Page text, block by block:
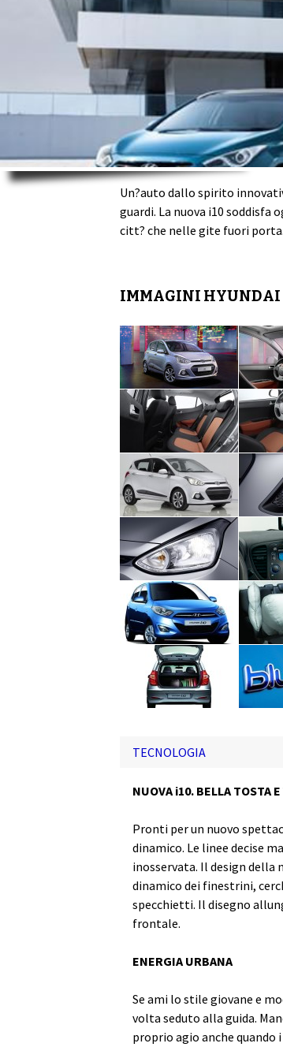
LA CITT? VIVE NUOVE
Non c?? dubbio che un?auto
vuol dire rinunciare allo stile.
Un?auto dallo spirito
guardi. La nuova i10 soddisfa
citt? che nelle gite fuori porta.
IMMAGINI HYUNDAI
TECNOLOGIA
NUOVA i10. BELLA TOSTA E
Pronti per un nuovo
dinamico. Le linee decise
inosservata. Il design della
dinamico dei finestrini,
specchietti. Il disegno
frontale.
ENERGIA URBANA
Se ami lo stile giovane e
volta seduto alla guida.
proprio agio anche